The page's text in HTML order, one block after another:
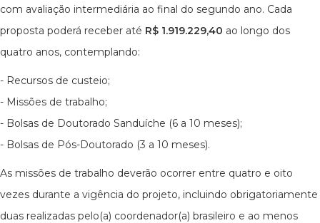
com avaliação intermediária ao final do segundo ano. Cada
proposta poderá receber até R$ 1.919.229,40 ao longo dos
quatro anos, contemplando:
- Recursos de custeio;
- Missões de trabalho;
- Bolsas de Doutorado Sanduíche (6 a 10 meses);
- Bolsas de Pós-Doutorado (3 a 10 meses).
As missões de trabalho deverão ocorrer entre quatro e oito
vezes durante a vigência do projeto, incluindo obrigatoriamente
duas realizadas pelo(a) coordenador(a) brasileiro e ao menos